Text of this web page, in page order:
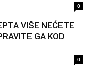
0
VIŠE NEĆETE
GA KOD
0